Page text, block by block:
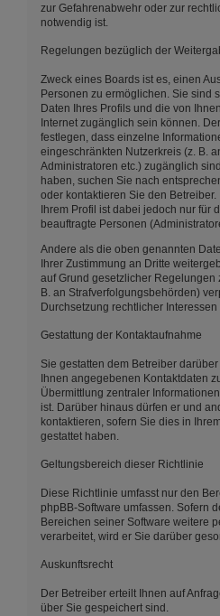
zur Gefahrenabwehr oder zur
notwendig ist.
Regelungen bezüglich der
Zweck eines Boards ist es, einen
Personen zu ermöglichen. Sie sind
Daten Ihres Profils und die von
Internet zugänglich sein können.
festlegen, dass einzelne
eingeschränkten Nutzerkreis (z. B.
Administratoren etc.) zugänglich
haben, suchen Sie nach
oder kontaktieren Sie den
Ihrem Profil ist dabei jedoch nur für
beauftragte Personen
Andere als die oben genannten
Ihrer Zustimmung an Dritte
auf Grund gesetzlicher Regelungen
B. an Strafverfolgungsbehörden)
Durchsetzung rechtlicher
Gestattung der Kontaktaufnahme
Sie gestatten dem Betreiber
Ihnen angegebenen Kontaktdaten
Übermittlung zentraler
ist. Darüber hinaus dürfen er und
kontaktieren, sofern Sie dies in
gestattet haben.
Geltungsbereich dieser Richtlinie
Diese Richtlinie umfasst nur den
phpBB-Software umfassen. Sofern
Bereichen seiner Software weitere
verarbeitet, wird er Sie darüber
Auskunftsrecht
Der Betreiber erteilt Ihnen auf
über Sie gespeichert sind.